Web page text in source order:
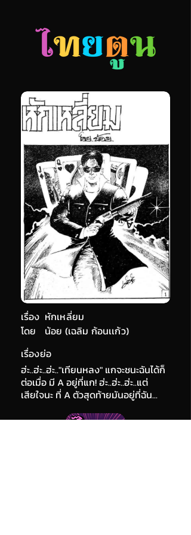
เรื่อง หักเหลี่ยม
น้อย (เฉลิม ก้อนเเก้ว)
โดย
เรื่องย่อ
ฮ่ะ..ฮ่ะ..ฮ่ะ.."เทียนหลง" แกจะชนะฉันได้ก็
ต่อเมื่อ มี A อยู่ที่แก! ฮ่ะ..ฮ่ะ..ฮ่ะ..แต่
เสียใจนะ ที่ A ตัวสุดท้ายมันอยู่ที่ฉัน...